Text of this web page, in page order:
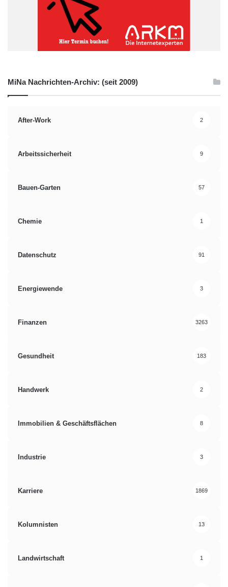
MiNa Nachrichten-Archiv: (seit 2009)
After-Work 2
Arbeitssicherheit 9
Bauen-Garten 57
Chemie 1
Datenschutz 91
Energiewende 3
Finanzen 3263
Gesundheit 183
Handwerk 2
Immobilien & Geschäftsflächen 8
Industrie 3
Karriere 1869
Kolumnisten 13
Landwirtschaft 1